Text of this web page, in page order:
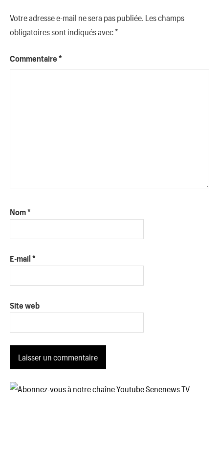
Votre adresse e-mail ne sera pas publiée. Les champs
obligatoires sont indiqués avec*
Commentaire *
Nom*
E-mail *
Site web